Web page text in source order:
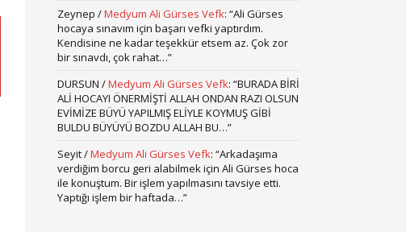
Zeynep /Medyum Ali Gürses Vefk: “Ali Gürses
hocaya sınavım için başarı vefki yaptırdım.
Kendisine ne kadar teşekkür etsem az. Çok zor
bir sınavdı, çok rahat…”
DURSUN /Medyum Ali Gürses Vefk: “BURADA BİRİ
ALİ HOCAYI ÖNERMİŞTİ ALLAH ONDAN RAZI OLSUN
EVİMİZE BÜYÜ YAPILMIŞ ELİYLE KOYMUŞ GİBİ
BULDU BÜYÜYÜ BOZDU ALLAH BU…”
Seyit/Medyum Ali Gürses Vefk: “Arkadaşıma
verdiğim borcu geri alabilmek için Ali Gürses hoca
ile konuştum. Bir işlem yapılmasını tavsiye etti.
Yaptığı işlem bir haftada…”